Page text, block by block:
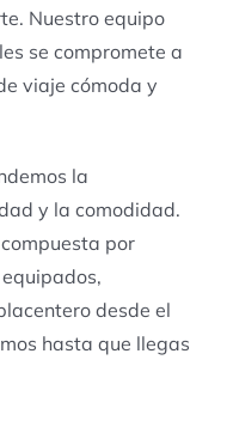
Nuestro equipo
se compromete a
viaje cómoda y
la
y la comodidad.
por
desde el
hasta que llegas